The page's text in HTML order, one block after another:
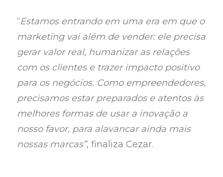
“Estamos entrando em uma era em que o
marketing vai além de vender: ele precisa
gerar valor real, humanizar as relações
com os clientes e trazer impacto positivo
para os negócios. Como empreendedores,
precisamos estar preparados e atentos às
melhores formas de usar a inovação a
nosso favor, para alavancar ainda mais
nossas marcas”, finaliza Cezar.